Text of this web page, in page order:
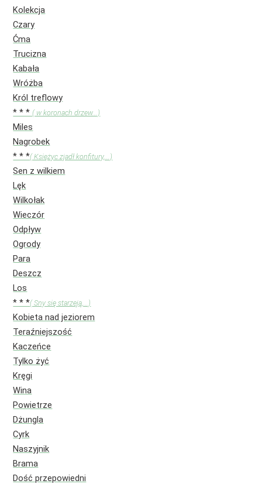
Kolekcja
Czary
Ćma
Trucizna
Kabała
Wróżba
Król treflowy
* * *( w koronach drzew...)
Miles
Nagrobek
* * *( Księżyc zjadł konfitury,...)
Sen z wilkiem
Lęk
Wilkołak
Wieczór
Odpływ
Ogrody
Para
Deszcz
Los
* * *( Sny się starzeją,...)
Kobieta nad jeziorem
Teraźniejszość
Kaczeńce
Tylko żyć
Kręgi
Wina
Powietrze
Dżungla
Cyrk
Naszyjnik
Brama
Dość przepowiedni